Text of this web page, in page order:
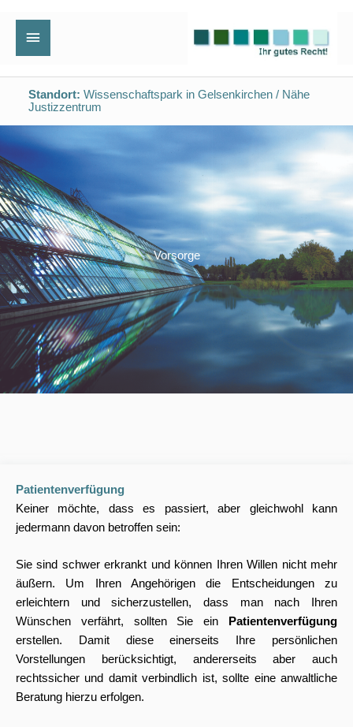
Hauptmenü
Standort: Wissenschaftspark in Gelsenkirchen / Nähe
Justizzentrum
Vorsorge
Patientenverfügung
Keiner möchte, dass es passiert, aber gleichwohl kann
jedermann davon betroffen sein:
Sie sind schwer erkrankt und können Ihren Willen nicht mehr
äußern. Um Ihren Angehörigen die Entscheidungen zu
erleichtern und sicherzustellen, dass man nach Ihren
Wünschen verfährt, sollten Sie ein
Patientenverfügung
erstellen. Damit diese einerseits Ihre persönlichen
Vorstellungen berücksichtigt, andererseits aber auch
rechtssicher und damit verbindlich ist, sollte eine anwaltliche
Beratung hierzu erfolgen.